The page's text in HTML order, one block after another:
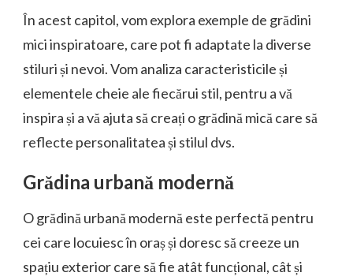
În acest capitol, vom explora exemple de grădini
mici inspiratoare, care pot fi adaptate la diverse
stiluri și nevoi. Vom analiza caracteristicile și
elementele cheie ale fiecărui stil, pentru a vă
inspira și a vă ajuta să creați o grădină mică care să
reflecte personalitatea și stilul dvs.
Grădina urbană modernă
O grădină urbană modernă este perfectă pentru
cei care locuiesc în oraș și doresc să creeze un
spațiu exterior care să fie atât funcțional, cât și